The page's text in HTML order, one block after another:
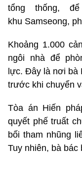
tổng thống,
khu Samseong,
Khoảng 1.000
ngôi nhà để
lực. Đây là nơi bà
trước khi chuyển
Tòa án Hiến
quyết phế truất
bối tham nhũng
Tuy nhiên, bà bác